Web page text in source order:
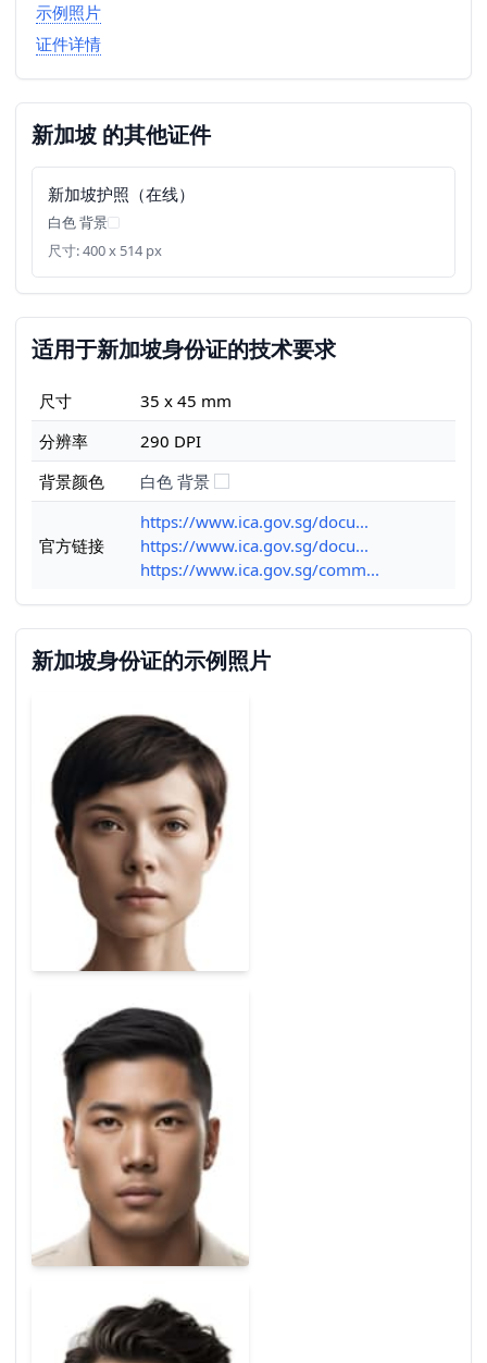
示例照片
证件详情
新加坡 的其他证件
新加坡护照（在线）
白色 背景
尺寸: 400 x 514 px
适用于新加坡身份证的技术要求
尺寸
35 x 45 mm
分辨率
290 DPI
背景颜色
白色 背景
官方链接
https://www.ica.gov.sg/docu...
https://www.ica.gov.sg/docu...
https://www.ica.gov.sg/comm...
新加坡身份证的示例照片